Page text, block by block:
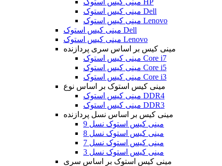
مینی کیس استوک HP
مینی کیس استوک Dell
مینی کیس استوک Lenovo
مینی کیس استوک Dell
مینی کیس استوک Lenovo
مینی کیس بر اساس سری پردازنده
مینی کیس استوک Core i7
مینی کیس استوک Core i5
مینی کیس استوک Core i3
مینی کیس استوک بر اساس نوع
مینی کیس استوک DDR4
مینی کیس استوک DDR3
مینی کیس بر اساس نسل پردازنده
مینی کیس استوک نسل 9
مینی کیس استوک نسل 8
مینی کیس استوک نسل 7
مینی کیس استوک نسل 3
مینی کیس استوک بر اساس سری